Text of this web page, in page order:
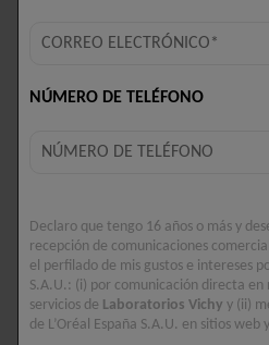
NÚMERO DE TELÉFONO
Declaro que tengo 16 años o más y
recepción de comunicaciones
el perfilado de mis gustos e intereses
S.A.U.: (i) por comunicación directa
servicios de Laboratorios Vichy y (ii)
de L’Oréal España S.A.U. en sitios web